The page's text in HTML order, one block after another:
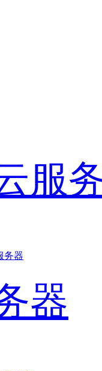
服
务器
器